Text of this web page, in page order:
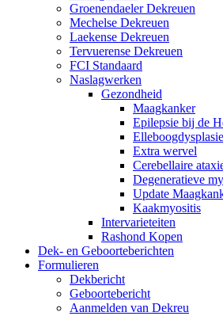
Groenendaeler Dekreuen
Mechelse Dekreuen
Laekense Dekreuen
Tervuerense Dekreuen
FCI Standaard
Naslagwerken
Gezondheid
Maagkanker
Epilepsie bij de
Elleboogdysplasie
Extra wervel
Cerebellaire
Degeneratieve
Update
Kaakmyositis
Intervarieteiten
Rashond Kopen
Dek- en Geboorteberichten
Formulieren
Dekbericht
Geboortebericht
Aanmelden van Dekreu